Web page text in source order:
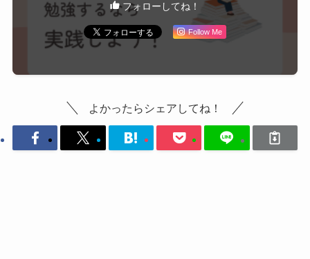
フォローしてね！
Follow Me
よかったらシェアしてね！